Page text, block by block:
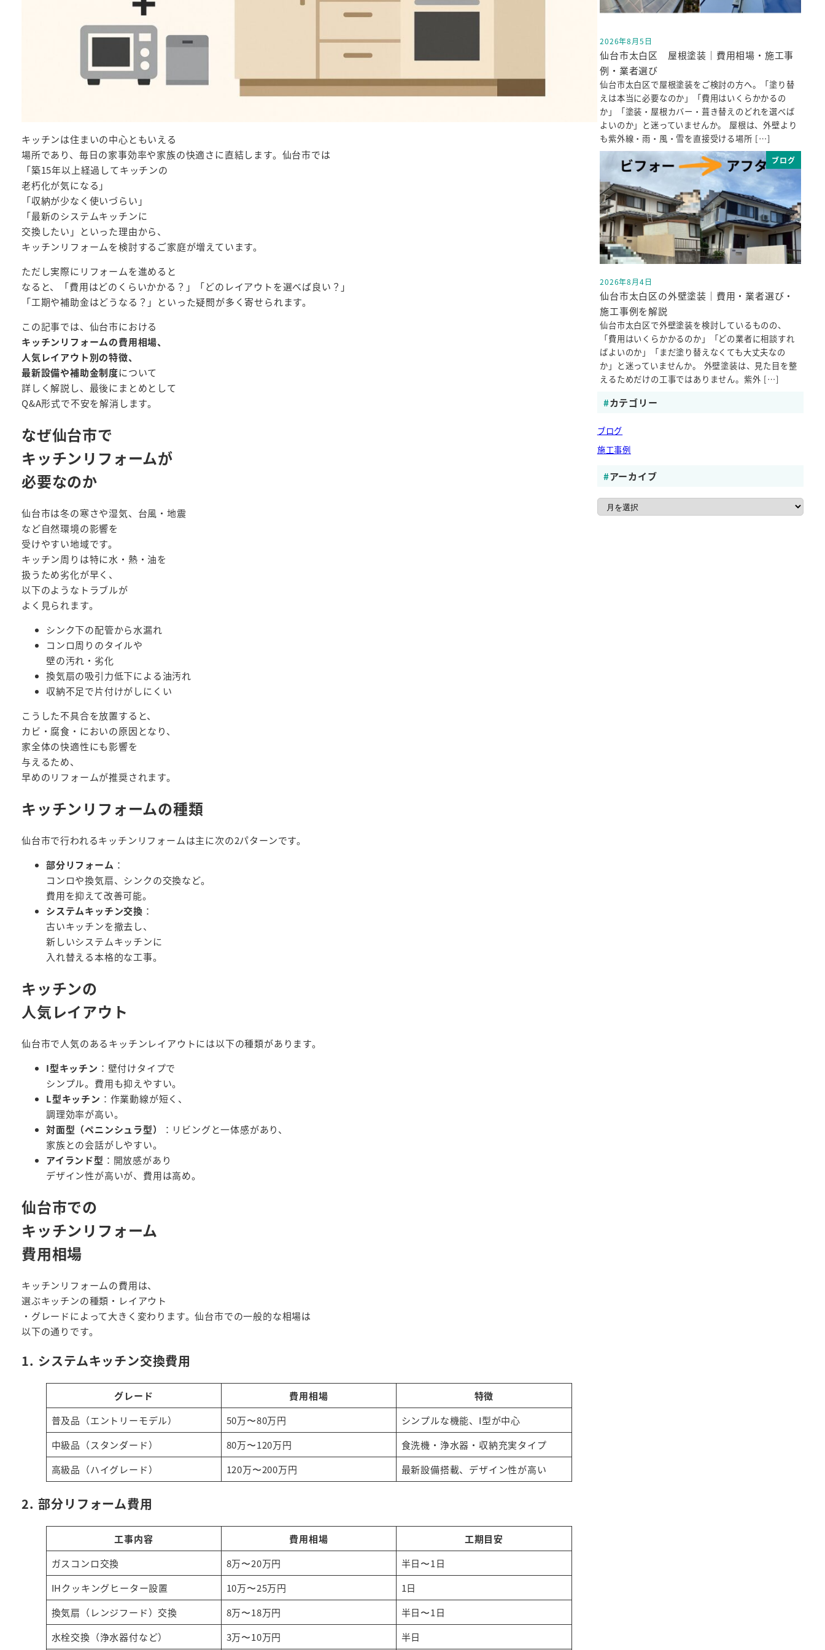
キッチンは住まいの中心ともいえる
場所であり、毎日の家事効率や家族の快適さに直結します。仙台市では
「築15年以上経過してキッチンの
老朽化が気になる」
「収納が少なく使いづらい」
「最新のシステムキッチンに
交換したい」といった理由から、
キッチンリフォームを検討するご家庭が増えています。
ただし実際にリフォームを進めると
なると、「費用はどのくらいかかる？」「どのレイアウトを選べば良い？」
「工期や補助金はどうなる？」といった疑問が多く寄せられます。
この記事では、仙台市における
キッチンリフォームの費用相場、
人気レイアウト別の特徴、
最新設備や補助金制度について
詳しく解説し、最後にまとめとして
Q&A形式で不安を解消します。
なぜ仙台市で
キッチンリフォームが
必要なのか
仙台市は冬の寒さや湿気、台風・地震
など自然環境の影響を
受けやすい地域です。
キッチン周りは特に水・熱・油を
扱うため劣化が早く、
以下のようなトラブルが
よく見られます。
シンク下の配管から水漏れ
コンロ周りのタイルや
壁の汚れ・劣化
換気扇の吸引力低下による油汚れ
収納不足で片付けがしにくい
こうした不具合を放置すると、
カビ・腐食・においの原因となり、
家全体の快適性にも影響を
与えるため、
早めのリフォームが推奨されます。
キッチンリフォームの種類
仙台市で行われるキッチンリフォームは主に次の2パターンです。
部分リフォーム ：
コンロや換気扇、シンクの交換など。
費用を抑えて改善可能。
システムキッチン交換 ：
古いキッチンを撤去し、
新しいシステムキッチンに
入れ替える本格的な工事。
キッチンの
人気レイアウト
仙台市で人気のあるキッチンレイアウトには以下の種類があります。
I型キッチン ：壁付けタイプで
シンプル。費用も抑えやすい。
L型キッチン ：作業動線が短く、
調理効率が高い。
対面型（ペニンシュラ型）
：リビングと一体感があり、
家族との会話がしやすい。
アイランド型 ：開放感があり
デザイン性が高いが、費用は高め。
仙台市での
キッチンリフォーム
費用相場
キッチンリフォームの費用は、
選ぶキッチンの種類・レイアウト
・グレードによって大きく変わります。仙台市での一般的な相場は
以下の通りです。
1. システムキッチン交換費用
グレード 費用相場
特徴
普及品（エントリーモデル）
50万〜80万円
シンプルな機能、I型が中心
中級品（スタンダード）
80万〜120万円
食洗機・浄水器・収納充実タイプ
高級品（ハイグレード）
120万〜200万円 最新設備搭載、デザイン性が高い
2. 部分リフォーム費用
工事内容 費用相場
工期目安
ガスコンロ交換
8万〜20万円
半日〜1日
IHクッキングヒーター設置
10万〜25万円
1日
換気扇（レンジフード）交換
8万〜18万円
半日〜1日
水栓交換（浄水器付など）
3万〜10万円 半日
投稿日
2026年8月5日
仙台市太白区 屋根塗装｜費用相場・施工事
例・業者選び
仙台市太白区で屋根塗装をご検討の方へ。「塗り替
えは本当に必要なのか」「費用はいくらかかるの
か」「塗装・屋根カバー・葺き替えのどれを選べば
よいのか」と迷っていませんか。 屋根は、外壁より
も紫外線・雨・風・雪を直接受ける場所 […]
ブログ
投稿日
2026年8月4日
仙台市太白区の外壁塗装｜費用・業者選び・
施工事例を解説
仙台市太白区で外壁塗装を検討しているものの、
「費用はいくらかかるのか」「どの業者に相談すれ
ばよいのか」「まだ塗り替えなくても大丈夫なの
か」と迷っていませんか。 外壁塗装は、見た目を整
えるためだけの工事ではありません。紫外 […]
カテゴリー
ブログ
施工事例
アーカイブ
ア
ー